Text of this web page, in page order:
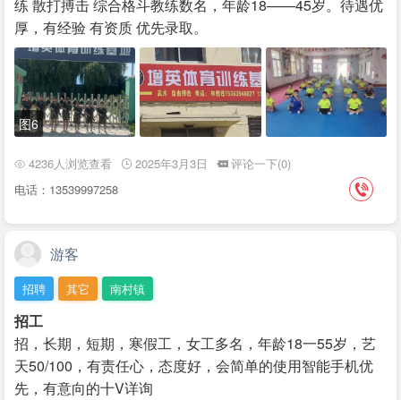
练 散打搏击 综合格斗教练数名，年龄18——45岁。待遇优
厚，有经验 有资质 优先录取。
图6
4236人浏览查看 2025年3月3日
评论一下(0)
电话：13539997258
游客
招聘 其它 南村镇
招工
招，长期，短期，寒假工，女工多名，年龄18一55岁，艺
天50/100，有责任心，态度好，会简单的使用智能手机优
先，有意向的十V详询